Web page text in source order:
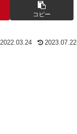
コピー
2022.03.24 2023.07.22